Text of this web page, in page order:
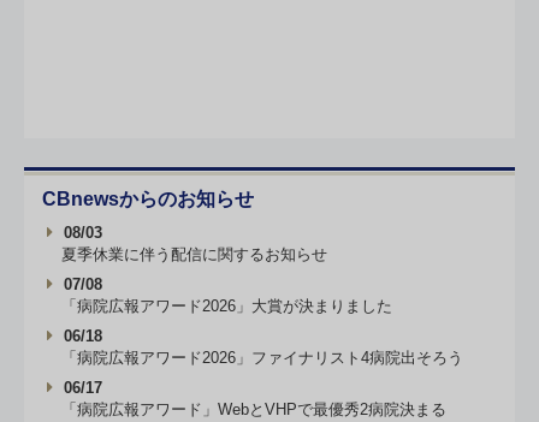
CBnewsからのお知らせ
08/03
夏季休業に伴う配信に関するお知らせ
07/08
「病院広報アワード2026」大賞が決まりました
06/18
「病院広報アワード2026」ファイナリスト4病院出そろう
06/17
「病院広報アワード」WebとVHPで最優秀2病院決まる